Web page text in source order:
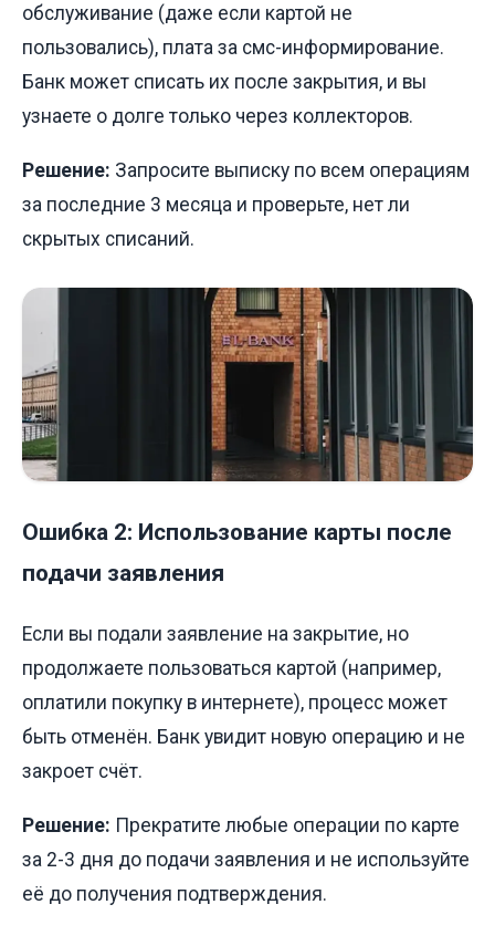
обслуживание (даже если картой не
пользовались), плата за смс-информирование.
Банк может списать их после закрытия, и вы
узнаете о долге только через коллекторов.
Решение: Запросите выписку по всем операциям
за последние 3 месяца и проверьте, нет ли
скрытых списаний.
Ошибка 2: Использование карты после
подачи заявления
Если вы подали заявление на закрытие, но
продолжаете пользоваться картой (например,
оплатили покупку в интернете), процесс может
быть отменён. Банк увидит новую операцию и не
закроет счёт.
Решение: Прекратите любые операции по карте
за 2-3 дня до подачи заявления и не используйте
её до получения подтверждения.